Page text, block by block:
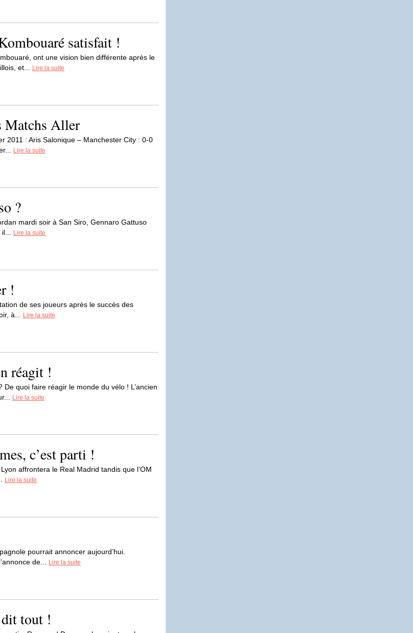
satisfait !
ont une vision bien différente après le
et...
Lire la suite
Matchs Aller
2011 : Aris Salonique – Manchester City : 0-0
Lire la suite
?
mardi soir à San Siro, Gennaro Gattuso
Lire la suite
!
de ses joueurs après le succès des
à...
Lire la suite
réagit !
quoi faire réagir le monde du vélo ! L’ancien
Lire la suite
c’est parti !
affrontera le Real Madrid tandis que l’OM
Lire la suite
pourrait annoncer aujourd’hui.
de...
Lire la suite
tout !